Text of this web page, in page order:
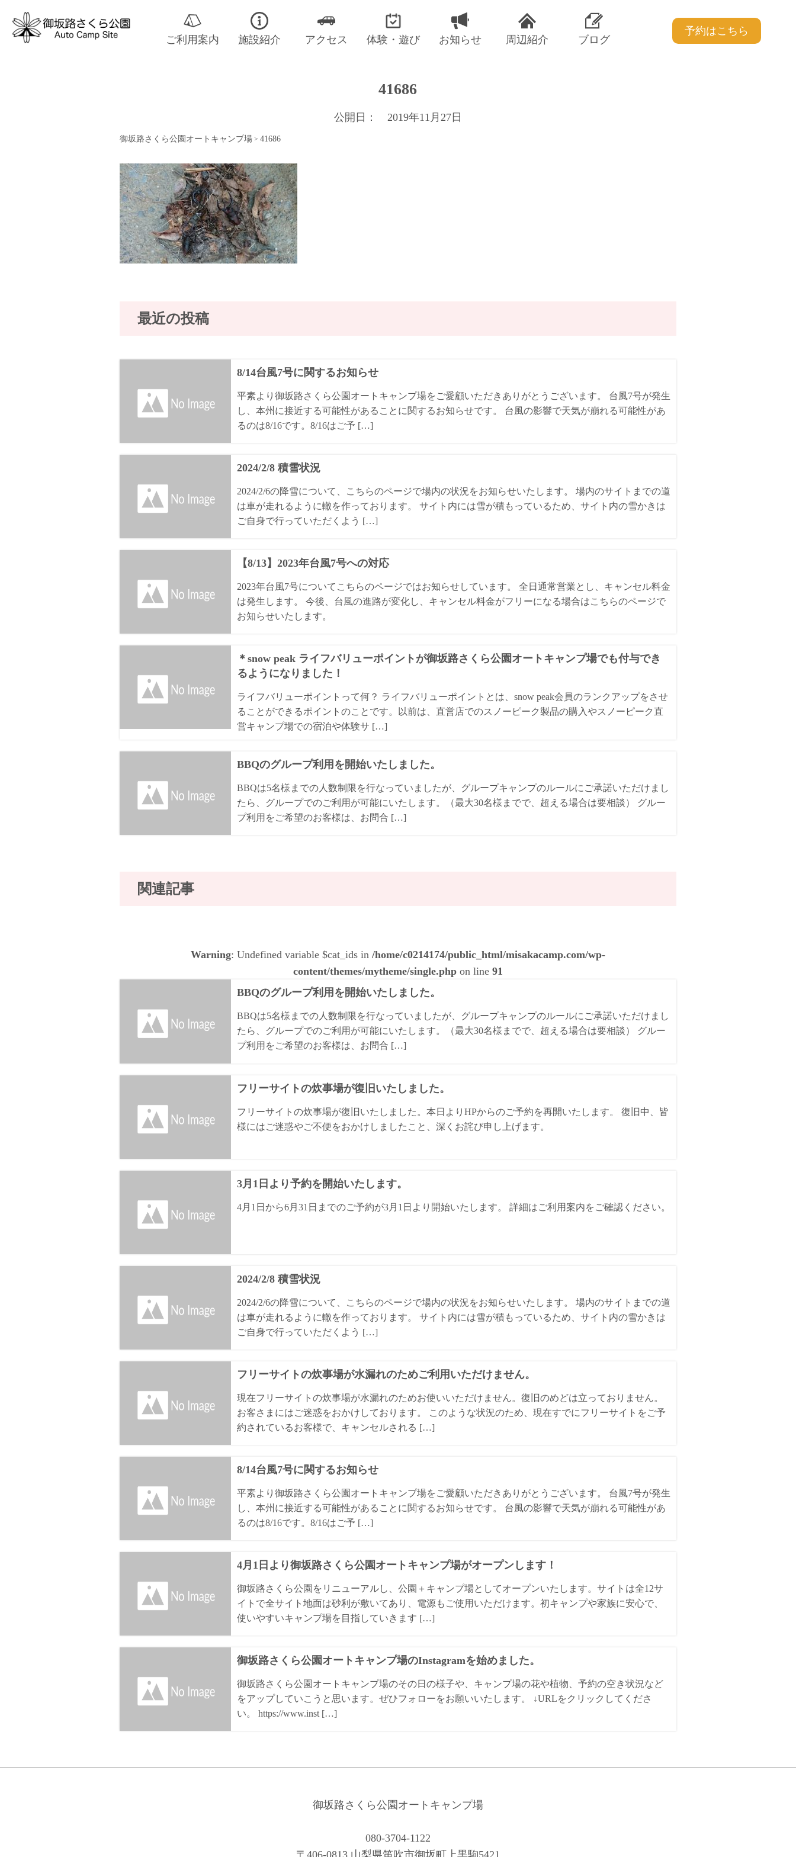
ご利用案内 施設紹介 アクセス 体験・遊び お知らせ 周辺紹介 ブログ
予約はこちら
41686
公開日： 2019年11月27日
御坂路さくら公園オートキャンプ場> 41686
最近の投稿
8/14台風7号に関するお知らせ
平素より御坂路さくら公園オートキャンプ場をご愛顧いただきありがとうございます。 台風7号が発生
し、本州に接近する可能性があることに関するお知らせです。 台風の影響で天気が崩れる可能性があ
るのは8/16です。8/16はご予 […]
2024/2/8 積雪状況
2024/2/6の降雪について、こちらのページで場内の状況をお知らせいたします。 場内のサイトまでの道
は車が走れるように轍を作っております。 サイト内には雪が積もっているため、サイト内の雪かきは
ご自身で行っていただくよう […]
【8/13】2023年台風7号への対応
2023年台風7号についてこちらのページではお知らせしています。 全日通常営業とし、キャンセル料金
は発生します。 今後、台風の進路が変化し、キャンセル料金がフリーになる場合はこちらのページで
お知らせいたします。
＊snow peak ライフバリューポイントが御坂路さくら公園オートキャンプ場でも付与でき
るようになりました！
ライフバリューポイントって何？ ライフバリューポイントとは、snow peak会員のランクアップをさせ
ることができるポイントのことです。以前は、直営店でのスノーピーク製品の購入やスノーピーク直
営キャンプ場での宿泊や体験サ […]
BBQのグループ利用を開始いたしました。
BBQは5名様までの人数制限を行なっていましたが、グループキャンプのルールにご承諾いただけまし
たら、グループでのご利用が可能にいたします。（最大30名様までで、超える場合は要相談） グルー
プ利用をご希望のお客様は、お問合 […]
関連記事
Warning: Undefined variable $cat_ids in /home/c0214174/public_html/misakacamp.com/wp-
content/themes/mytheme/single.phpon line 91
BBQのグループ利用を開始いたしました。
BBQは5名様までの人数制限を行なっていましたが、グループキャンプのルールにご承諾いただけまし
たら、グループでのご利用が可能にいたします。（最大30名様までで、超える場合は要相談） グルー
プ利用をご希望のお客様は、お問合 […]
フリーサイトの炊事場が復旧いたしました。
フリーサイトの炊事場が復旧いたしました。本日よりHPからのご予約を再開いたします。 復旧中、皆
様にはご迷惑やご不便をおかけしましたこと、深くお詫び申し上げます。
3月1日より予約を開始いたします。
4月1日から6月31日までのご予約が3月1日より開始いたします。 詳細はご利用案内をご確認ください。
2024/2/8 積雪状況
2024/2/6の降雪について、こちらのページで場内の状況をお知らせいたします。 場内のサイトまでの道
は車が走れるように轍を作っております。 サイト内には雪が積もっているため、サイト内の雪かきは
ご自身で行っていただくよう […]
フリーサイトの炊事場が水漏れのためご利用いただけません。
現在フリーサイトの炊事場が水漏れのためお使いいただけません。復旧のめどは立っておりません。
お客さまにはご迷惑をおかけしております。 このような状況のため、現在すでにフリーサイトをご予
約されているお客様で、キャンセルされる […]
8/14台風7号に関するお知らせ
平素より御坂路さくら公園オートキャンプ場をご愛顧いただきありがとうございます。 台風7号が発生
し、本州に接近する可能性があることに関するお知らせです。 台風の影響で天気が崩れる可能性があ
るのは8/16です。8/16はご予 […]
4月1日より御坂路さくら公園オートキャンプ場がオープンします！
御坂路さくら公園をリニューアルし、公園＋キャンプ場としてオープンいたします。サイトは全12サ
イトで全サイト地面は砂利が敷いてあり、電源もご使用いただけます。初キャンプや家族に安心で、
使いやすいキャンプ場を目指していきます […]
御坂路さくら公園オートキャンプ場のInstagramを始めました。
御坂路さくら公園オートキャンプ場のその日の様子や、キャンプ場の花や植物、予約の空き状況など
をアップしていこうと思います。ぜひフォローをお願いいたします。 ↓URLをクリックしてくださ
い。 https://www.inst […]
御坂路さくら公園オートキャンプ場
080-3704-1122